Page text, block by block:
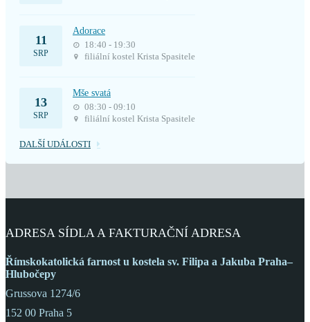
11
SRP
Adorace
18:40 - 19:30
filiální kostel Krista Spasitele
13
SRP
Mše svatá
08:30 - 09:10
filiální kostel Krista Spasitele
DALŠÍ UDÁLOSTI
ADRESA SÍDLA A FAKTURAČNÍ ADRESA
Římskokatolická farnost u kostela sv. Filipa a Jakuba Praha–
Hlubočepy
Grussova 1274/6
152 00 Praha 5